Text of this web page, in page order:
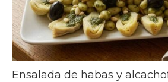
Ensalada de habas y